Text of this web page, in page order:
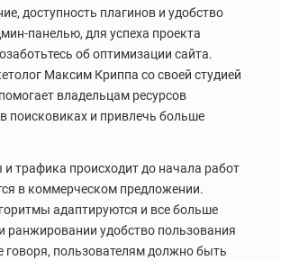
доступность плагинов и удобство
панелью, для успеха проекта
об оптимизации сайта.
Максим Криппа со своей студией
владельцам ресурсов
поисковиках и привлечь больше
и трафика происходит до начала работ
в коммерческом предложении.
адаптируются и все больше
ранжировании удобство пользования
пользователям должно быть